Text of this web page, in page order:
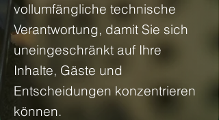
vollumfängliche technische
Verantwortung, damit Sie sich
uneingeschränkt auf Ihre
Inhalte, Gäste und
Entscheidungen konzentrieren
können.